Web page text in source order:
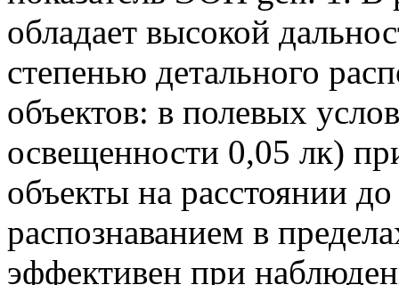
обладает высокой
степенью детального
объектов: в полевых
освещенности 0,05 лк)
объекты на расстоянии
распознаванием в
эффективен при